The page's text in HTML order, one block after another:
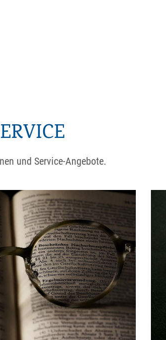
und Service-Angebote.